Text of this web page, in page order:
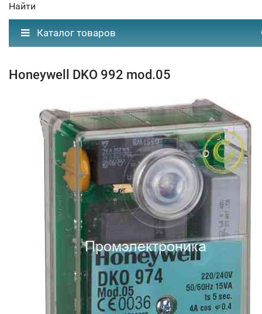
Найти
Каталог товаров
Honeywell DKO 992 mod.05